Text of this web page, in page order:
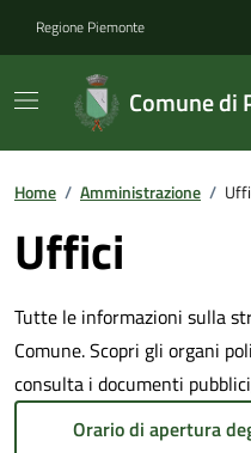
Regione Piemonte
Comune di
Home / Amministrazione /
Uffici
Tutte le informazioni sulla
Comune. Scopri gli organi
consulta i documenti
Orario di apertura